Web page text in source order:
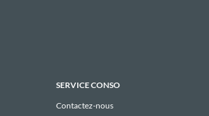
SERVICE CONSO
Contactez-nous